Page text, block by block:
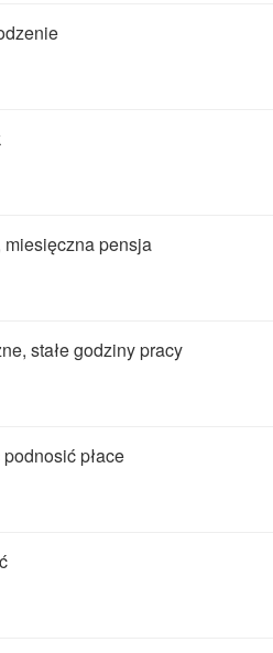
miesięczna pensja
stałe godziny pracy
płace